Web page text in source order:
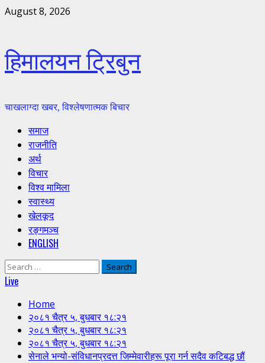
Skip
August 8, 2026
हिमालयन ट्रिबुन
चाखलाग्दा खबर, विश्लेषणात्मक बिचार
Primary
Menu
समाज
राजनीति
अर्थ
विचार
विश्व मामिला
स्वास्थ्य
खेलकूद
रङ्गमञ्च
ENGLISH
Search
for:
Live
Home
२०८१ चैत्र ५, बुधबार १८:२१
२०८१ चैत्र ५, बुधबार १८:२१
२०८१ चैत्र ५, बुधबार १८:२१
सेनाले भन्यो-संविधानप्रदत्त जिम्मेवारीहरू पूरा गर्न सदैव कटिबद्ध छौं